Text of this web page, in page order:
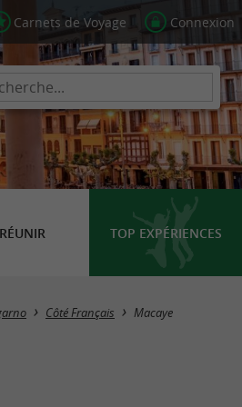
Carnets de Voyage Connexion
TOP EXPÉRIENCES
Masquer la carte
Côté Français Macaye